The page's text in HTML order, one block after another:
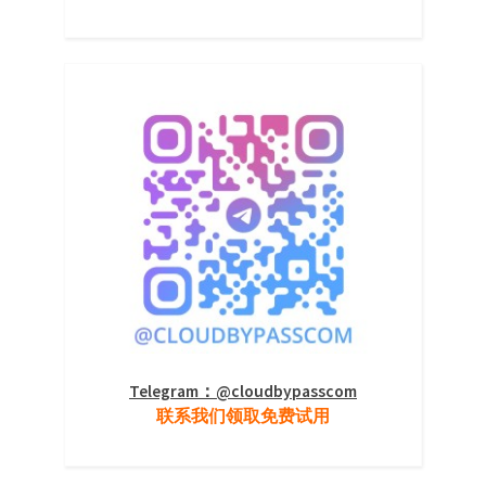
Telegram：@cloudbypasscom
联系我们领取免费试用